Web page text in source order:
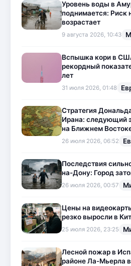
Уровень воды в
поднимается: Риск
возрастает
9 августа 2026, 10:43
Вспышка кори в
рекордный
лет
31 июля 2026, 01:48
Стратегия
Ирана: следующий
на Ближнем
26 июля 2026, 06:52
Последствия
на-Дону: Город
26 июля 2026, 00:57
Цены на
резко выросли в
25 июля 2026, 23:25
Лесной пожар в
районе Ла-Мьерла